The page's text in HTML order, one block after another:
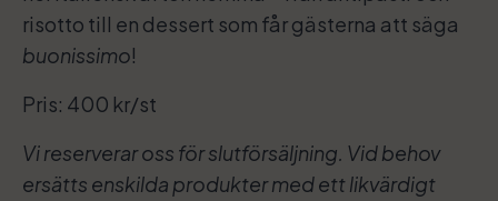
risotto till en dessert som får gästerna att säga
buonissimo!
Pris: 400 kr/st
Vi reserverar oss för slutförsäljning. Vid behov
ersätts enskilda produkter med ett likvärdigt